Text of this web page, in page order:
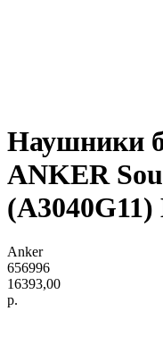
Наушники
ANKER
Anker
656996
16393,00
р.